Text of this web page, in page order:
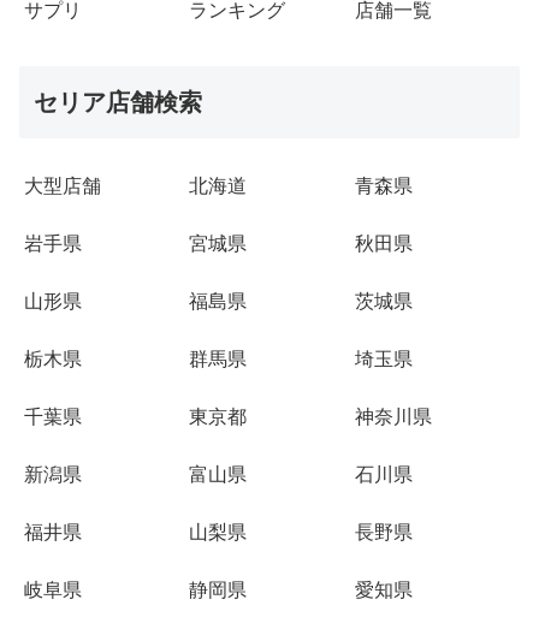
サプリ ランキング 店舗一覧
セリア店舗検索
大型店舗 北海道 青森県
岩手県 宮城県 秋田県
山形県 福島県 茨城県
栃木県 群馬県 埼玉県
千葉県 東京都 神奈川県
新潟県 富山県 石川県
福井県 山梨県 長野県
岐阜県 静岡県 愛知県